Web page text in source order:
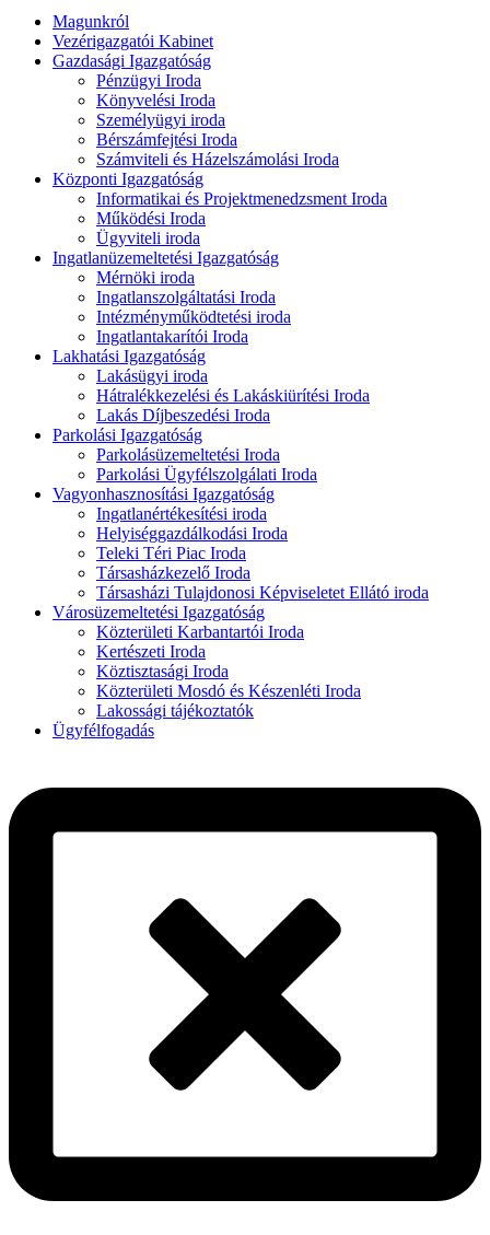
Magunkról
Vezérigazgatói Kabinet
Gazdasági Igazgatóság
Pénzügyi Iroda
Könyvelési Iroda
Személyügyi iroda
Bérszámfejtési Iroda
Számviteli és Házelszámolási Iroda
Központi Igazgatóság
Informatikai és Projektmenedzsment Iroda
Működési Iroda
Ügyviteli iroda
Ingatlanüzemeltetési Igazgatóság
Mérnöki iroda
Ingatlanszolgáltatási Iroda
Intézményműködtetési iroda
Ingatlantakarítói Iroda
Lakhatási Igazgatóság
Lakásügyi iroda
Hátralékkezelési és Lakáskiürítési Iroda
Lakás Díjbeszedési Iroda
Parkolási Igazgatóság
Parkolásüzemeltetési Iroda
Parkolási Ügyfélszolgálati Iroda
Vagyonhasznosítási Igazgatóság
Ingatlanértékesítési iroda
Helyiséggazdálkodási Iroda
Teleki Téri Piac Iroda
Társasházkezelő Iroda
Társasházi Tulajdonosi Képviseletet Ellátó iroda
Városüzemeltetési Igazgatóság
Közterületi Karbantartói Iroda
Kertészeti Iroda
Köztisztasági Iroda
Közterületi Mosdó és Készenléti Iroda
Lakossági tájékoztatók
Ügyfélfogadás